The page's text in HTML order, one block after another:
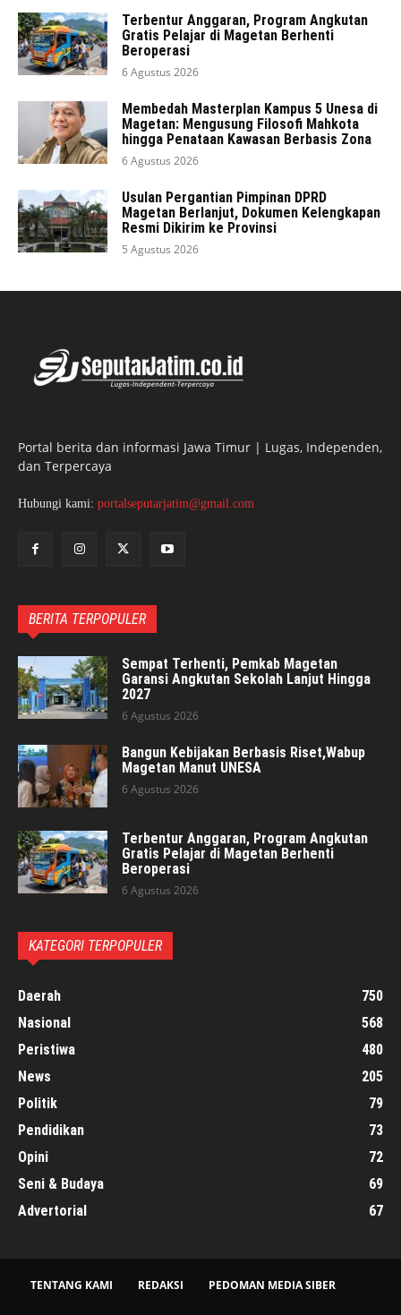
Terbentur Anggaran, Program Angkutan
Gratis Pelajar di Magetan Berhenti
Beroperasi
6 Agustus 2026
Membedah Masterplan Kampus 5 Unesa di
Magetan: Mengusung Filosofi Mahkota
hingga Penataan Kawasan Berbasis Zona
6 Agustus 2026
Usulan Pergantian Pimpinan DPRD
Magetan Berlanjut, Dokumen Kelengkapan
Resmi Dikirim ke Provinsi
5 Agustus 2026
Portal berita dan informasi Jawa Timur | Lugas, Independen,
dan Terpercaya
Hubungi kami: portalseputarjatim@gmail.com
BERITA TERPOPULER
Sempat Terhenti, Pemkab Magetan
Garansi Angkutan Sekolah Lanjut Hingga
2027
6 Agustus 2026
Bangun Kebijakan Berbasis Riset,Wabup
Magetan Manut UNESA
6 Agustus 2026
Terbentur Anggaran, Program Angkutan
Gratis Pelajar di Magetan Berhenti
Beroperasi
6 Agustus 2026
KATEGORI TERPOPULER
Daerah
750
Nasional
568
Peristiwa
480
News
205
Politik
79
Pendidikan
73
Opini
72
Seni & Budaya
69
Advertorial
67
TENTANG KAMI REDAKSI PEDOMAN MEDIA SIBER